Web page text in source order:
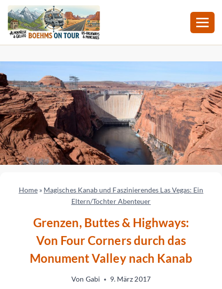
springen
Home» Magisches Kanab und Faszinierendes Las Vegas: Ein
Eltern/Tochter Abenteuer
Grenzen, Buttes & Highways:
Von Four Corners durch das
Monument Valley nach Kanab
Von Gabi 9. März 2017